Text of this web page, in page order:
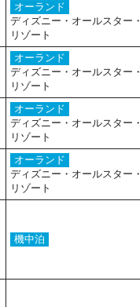
オーランド
ディズニー・オールスター・
リゾート
オーランド
ディズニー・オールスター・
リゾート
オーランド
ディズニー・オールスター・
リゾート
オーランド
ディズニー・オールスター・
リゾート
機中泊